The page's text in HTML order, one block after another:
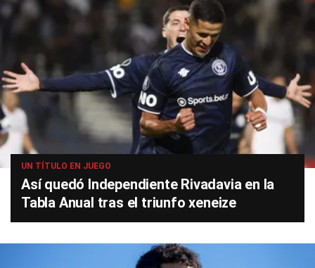
UN TÍTULO EN JUEGO
Así quedó Independiente Rivadavia en la
Tabla Anual tras el triunfo xeneize